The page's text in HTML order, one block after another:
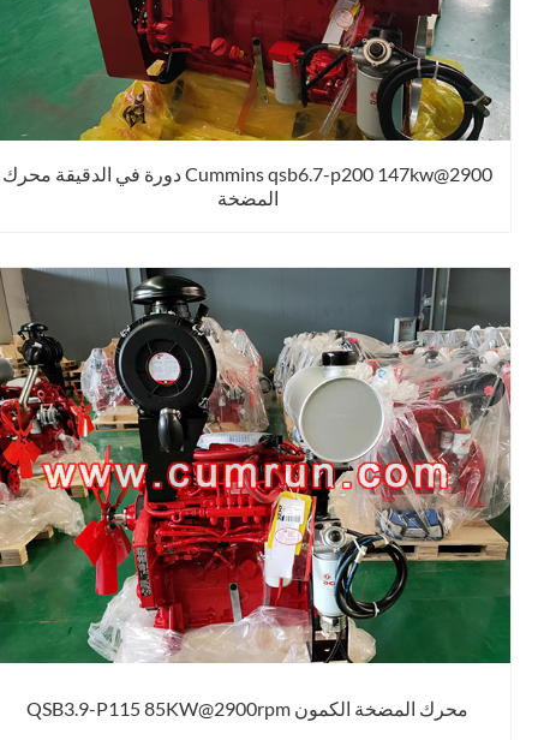
Cummins qsb6.7-p200 147kw@2900 دورة في الدقيقة محرك
المضخة
محرك المضخة الكمون QSB3.9-P115 85KW@2900rpm